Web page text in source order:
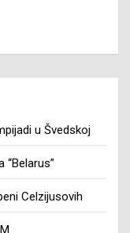
u Švedskoj
“Belarus”
Celzijusovih